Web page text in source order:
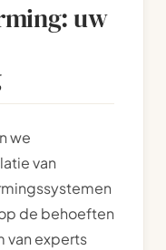
uw
we
van
de behoeften
van experts